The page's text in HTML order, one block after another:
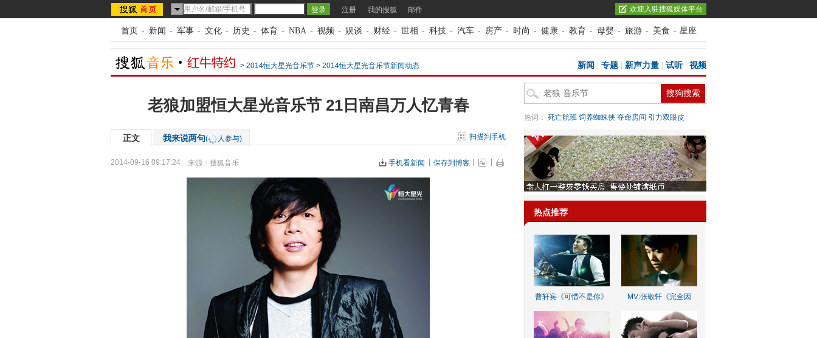
注册 我的搜狐 邮件 欢迎入驻搜狐媒体平台
首页 - 新闻 - 军事 - 文化 - 历史 - 体育 - NBA - 视频 - 娱谈 - 财经 - 世相 - 科技 - 汽车 - 房产 - 时尚 - 健康 - 教育 - 母婴 - 旅游 - 美食 - 星座
> 2014恒大星光音乐节 > 2014恒大星光音乐节新闻动态 新闻 专题 新声力量 试听| 视频
老狼加盟恒大星光音乐节 21日南昌万人忆青春
正文 我来说两句( 人参与) 扫描到手机
2014-09-16 09:17:24 来源： 搜狐音乐 手机看新闻 保存到博客
热词： 死亡航班 饲养蜘蛛侠 夺命房间 引力双眼皮
热点推荐
曹轩宾《可惜不是你》
MV:张敬轩《完全因